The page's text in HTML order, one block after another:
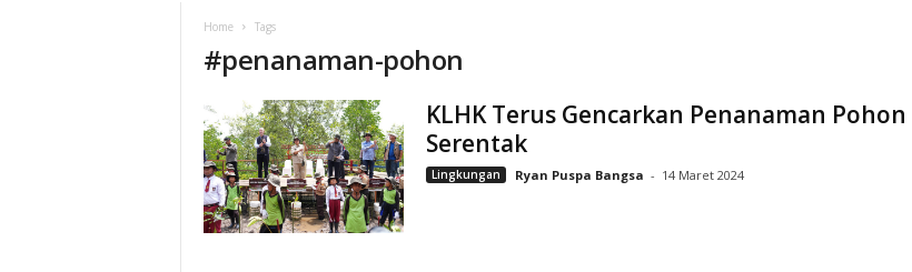
Home Tags
#penanaman-pohon
KLHK Terus Gencarkan Penanaman Pohon
Serentak
Lingkungan Ryan Puspa Bangsa - 14 Maret 2024